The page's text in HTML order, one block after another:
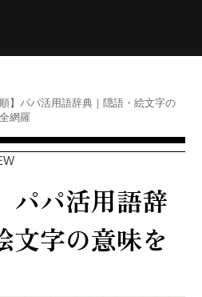
順】パパ活用語辞典｜隠語・絵文字の
網羅
パパ活用語辞
文字の意味を